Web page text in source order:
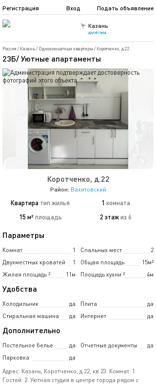
Казань
другой город
Подать объявление
Регистрация Вход
Россия / Казань/ Однокомнатные квартиры / Коротченко, д.22
23Б/ Уютные апартаменты
Коротченко, д.22
Район: Вахитовский
Квартира тип жилья 1 комната
15 м² площадь 2 этажиз 6
Параметры
Комнат 1 Спальных мест
2
Двухместных кроватей
1 Общая площадь
15м²
Жилая площадь
11м
² Площадь кухни 4м
²
Удобства
Холодильник да Плита
да
Стиральная машина
да Интернет да
Дополнительно
Постельное белье да Отчетные документы
да
Парковка
да
Адрес: Казань, Коротченко, д.22, кв 23. Комнат: 1.
Гостей: 2. Уютная студия в центре города рядом с